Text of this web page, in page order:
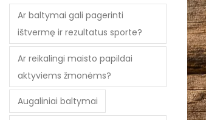
Ar baltymai gali pagerinti
ištvermę ir rezultatus sporte?
Ar reikalingi maisto papildai
aktyviems žmonėms?
Augaliniai baltymai